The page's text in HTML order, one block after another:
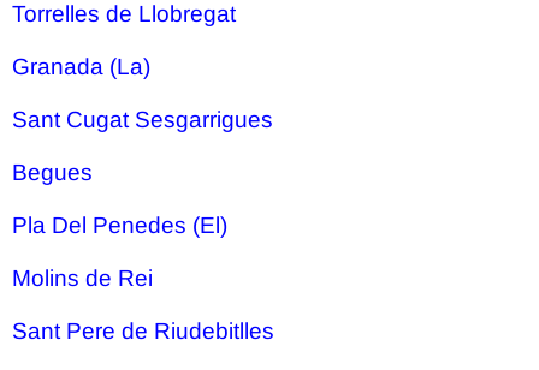
Torrelles de Llobregat
Granada (La)
Sant Cugat Sesgarrigues
Begues
Pla Del Penedes (El)
Molins de Rei
Sant Pere de Riudebitlles